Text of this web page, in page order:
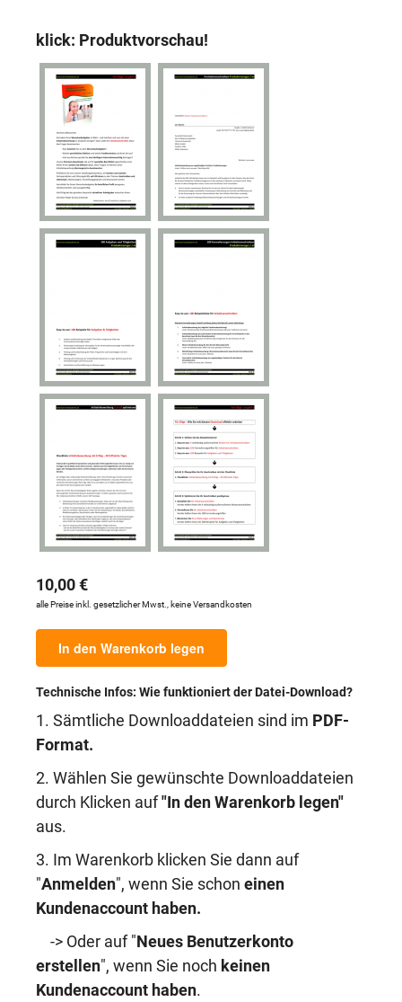
klick: Produktvorschau!
10,00 €
alle Preise inkl. gesetzlicher Mwst., keine Versandkosten
In den Warenkorb legen
Technische Infos: Wie funktioniert der Datei-Download?
1. Sämtliche Downloaddateien sind im PDF-
Format.
2. Wählen Sie gewünschte Downloaddateien
durch Klicken auf "In den Warenkorb legen"
aus.
3. Im Warenkorb klicken Sie dann auf
"Anmelden", wenn Sie schon einen
Kundenaccount haben.
-> Oder auf " Neues Benutzerkonto
erstellen", wenn Sie noch keinen
Kundenaccount haben.